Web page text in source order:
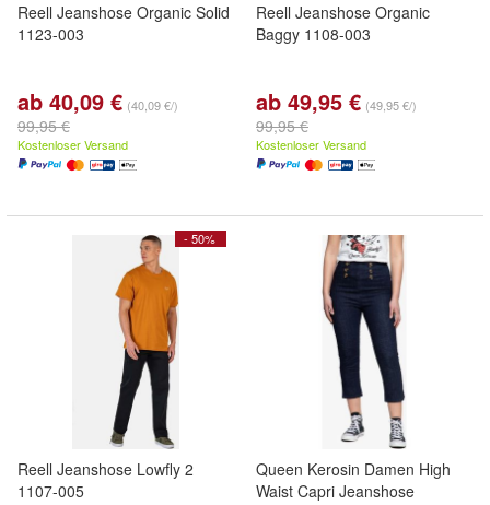
Reell Jeanshose Organic Solid
1123-003
ab 40,09 € (40,09 €/)
99,95 €
Kostenloser Versand
Reell Jeanshose Organic
Baggy 1108-003
ab 49,95 € (49,95 €/)
99,95 €
Kostenloser Versand
- 50%
Reell Jeanshose Lowfly 2
1107-005
Queen Kerosin Damen High
Waist Capri Jeanshose